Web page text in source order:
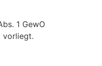
1 GewO
vorliegt.